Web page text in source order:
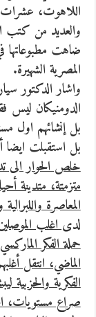
اللاهوت، عشرات
والعديد من كتب
ضاهت مطبوعاتها
المصرية الشهيرة.
واشار الدكتور
الدومنيكان
بل إنشائهم اول
بل استقبلت ايضا
خلص الحوار الى
متزمتة، متدينة
المعاصرة
لدى اغلب
حملة الفكر
الماضي، انتقل
الفكرية والحزبية
صراع مستويات،